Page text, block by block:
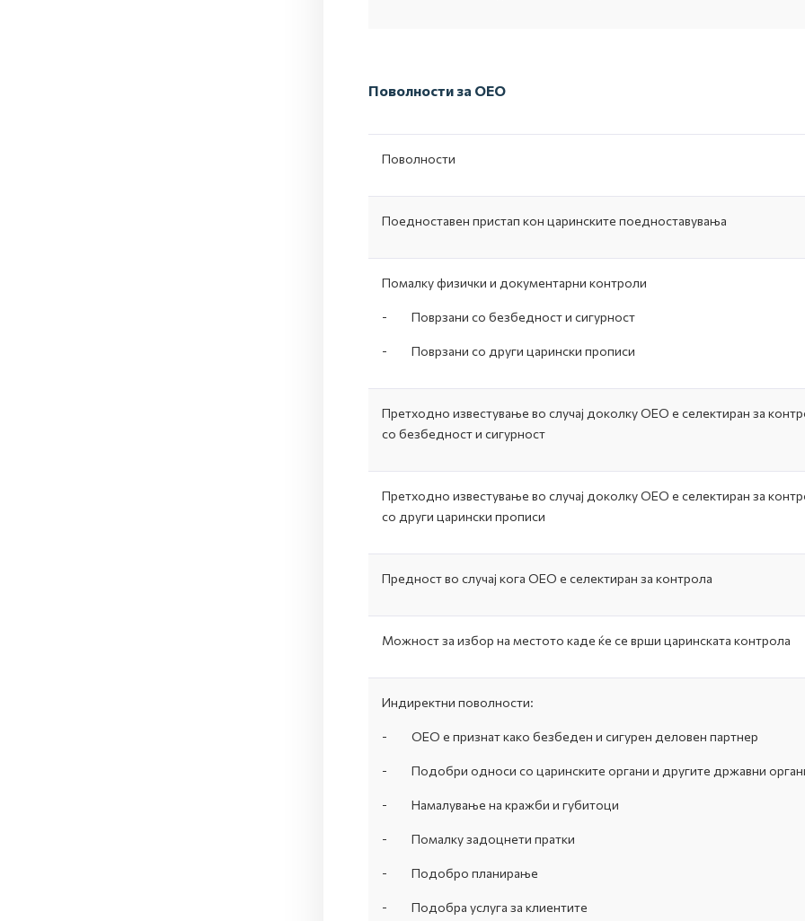
Поволности за ОЕО
Поволности
Поедноставен пристап кон царинските поедноставувања
Помалку физички и документарни контроли
- Поврзани со безбедност и сигурност
- Поврзани со други царински прописи
Претходно известување во случај доколку ОЕО е селектиран за
со безбедност и сигурност
Претходно известување во случај доколку ОЕО е селектиран за
со други царински прописи
Предност во случај кога ОЕО е селектиран за контрола
Можност за избор на местото каде ќе се врши царинската контрола
Индиректни поволности:
- ОЕО е признат како безбеден и сигурен деловен партнер
- Подобри односи со царинските органи и другите државни
- Намалување на кражби и губитоци
- Помалку задоцнети пратки
- Подобро планирање
- Подобра услуга за клиентите